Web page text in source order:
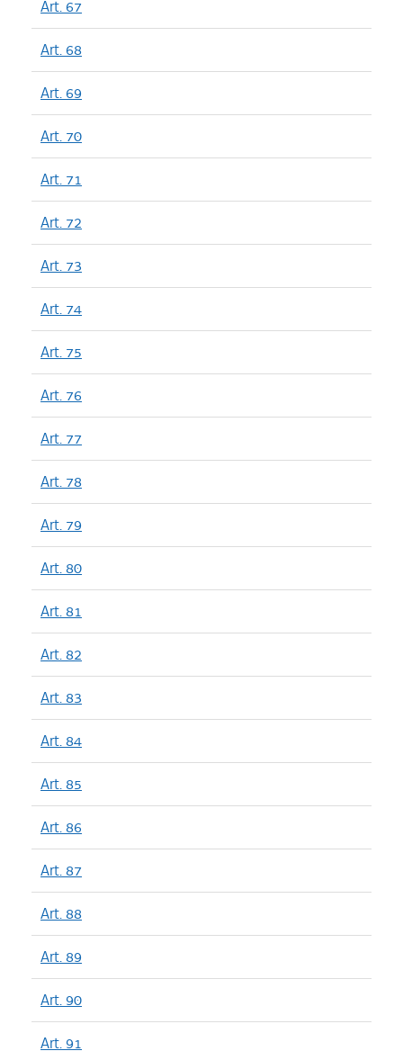
Art. 67
Art. 68
Art. 69
Art. 70
Art. 71
Art. 72
Art. 73
Art. 74
Art. 75
Art. 76
Art. 77
Art. 78
Art. 79
Art. 80
Art. 81
Art. 82
Art. 83
Art. 84
Art. 85
Art. 86
Art. 87
Art. 88
Art. 89
Art. 90
Art. 91